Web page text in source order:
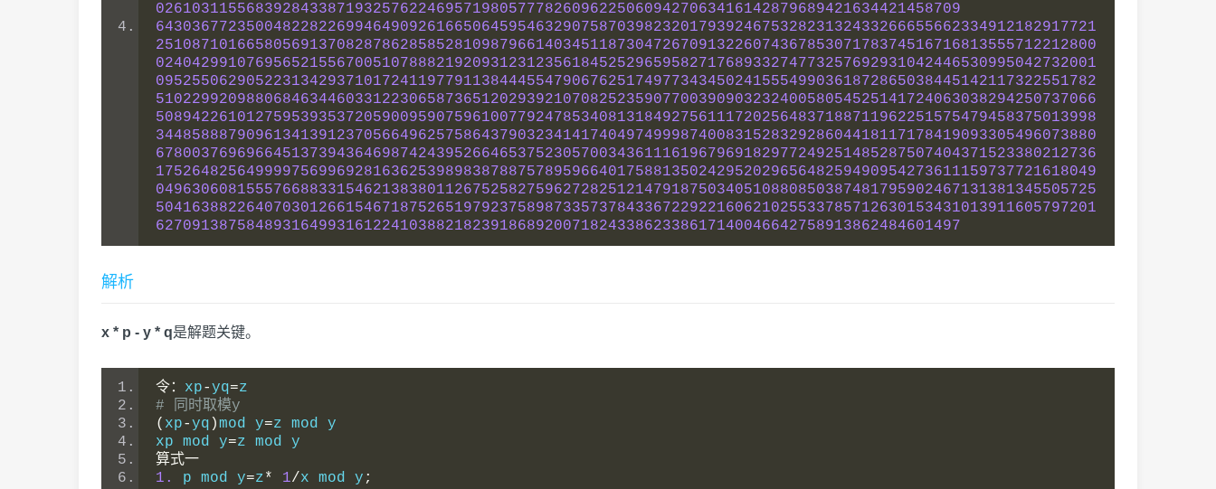
02610311556839284338719325762246957198057778260962250609427063416142879689421634421458709
64303677235004822822699464909261665064595463290758703982320179392467532823132433266655662334912182917721
25108710166580569137082878628585281098796614034511873047267091322607436785307178374516716813555712212800
02404299107695652155670051078882192093123123561845252965958271768933274773257692931042446530995042732001
09525506290522313429371017241197791138444554790676251749773434502415554990361872865038445142117322551782
51022992098806846344603312230658736512029392107082523590770039090323240058054525141724063038294250737066
50894226101275953935372059009590759610077924785340813184927561117202564837188711962251575479458375013998
34485888790961341391237056649625758643790323414174049749998740083152832928604418117178419093305496073880
67800376969664513739436469874243952664653752305700343611161967969182977249251485287507404371523380212736
17526482564999975699692816362539898387887578959664017588135024295202965648259490954273611159737721618049
04963060815557668833154621383801126752582759627282512147918750340510880850387481795902467131381345505725
50416388226407030126615467187526519792375898733573784336722922160621025533785712630153431013911605797201
62709138758489316499316122410388218239186892007182433862338617140046642758913862484601497
解析
x * p - y * q是解题关键。
令： xp-yq=z
# 同时取模y
( xp-yq )mod y=z mod y
xp mod y=z mod y
算式一
1.
p mod y=z* 1/x mod y ;